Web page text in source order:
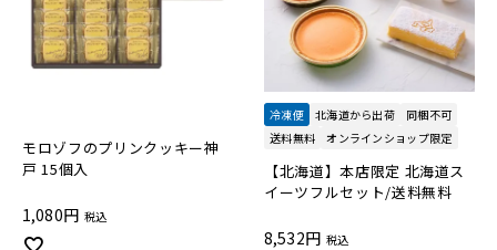
モロゾフのプリンクッキー神
戸 15個入
1,080 税込
冷凍便 北海道から出荷
同梱不可
送料無料
オンラインショップ限定
【北海道】本店限定 北海道ス
イーツフルセット/送料無料
8,532 税込